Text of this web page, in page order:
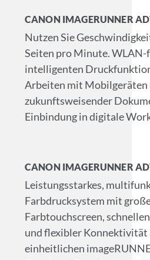
CANON IMAGERUNNER
Nutzen Sie
Seiten pro Minute. WLAN-
intelligenten
Arbeiten mit Mobilgeräten
zukunftsweisender
Einbindung in digitale
CANON IMAGERUNNER
Leistungsstarkes,
Farbdrucksystem mit
Farbtouchscreen,
und flexibler Konnektivität
einheitlichen